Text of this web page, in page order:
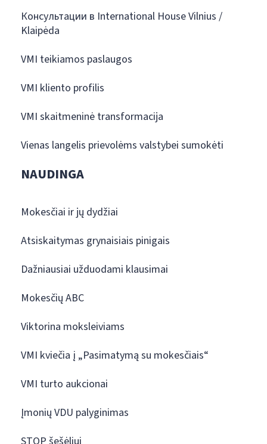
Консультации в International House Vilnius /
Klaipėda
VMI teikiamos paslaugos
VMI kliento profilis
VMI skaitmeninė transformacija
Vienas langelis prievolėms valstybei sumokėti
NAUDINGA
Mokesčiai ir jų dydžiai
Atsiskaitymas grynaisiais pinigais
Dažniausiai užduodami klausimai
Mokesčių ABC
Viktorina moksleiviams
VMI kviečia į „Pasimatymą su mokesčiais“
VMI turto aukcionai
Įmonių VDU palyginimas